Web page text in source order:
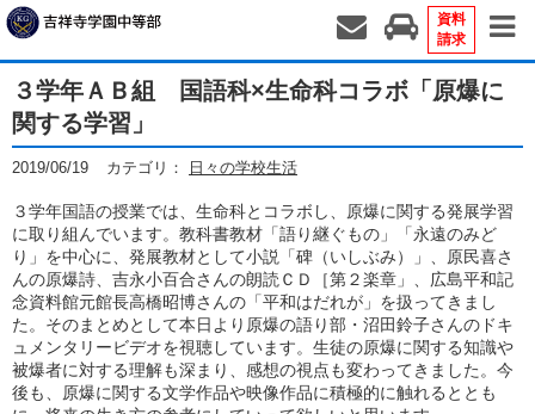
資料
請求
３学年ＡＢ組 国語科×生命科コラボ「原爆に
関する学習」
2019/06/19 カテゴリ： 日々の学校生活
３学年国語の授業では、生命科とコラボし、原爆に関する発展学習
に取り組んでいます。教科書教材「語り継ぐもの」「永遠のみど
り」を中心に、発展教材として小説「碑（いしぶみ）」、原民喜さ
んの原爆詩、吉永小百合さんの朗読ＣＤ［第２楽章」、広島平和記
念資料館元館長高橋昭博さんの「平和はだれが」を扱ってきまし
た。そのまとめとして本日より原爆の語り部・沼田鈴子さんのドキ
ュメンタリービデオを視聴しています。生徒の原爆に関する知識や
被爆者に対する理解も深まり、感想の視点も変わってきました。今
後も、原爆に関する文学作品や映像作品に積極的に触れるととも